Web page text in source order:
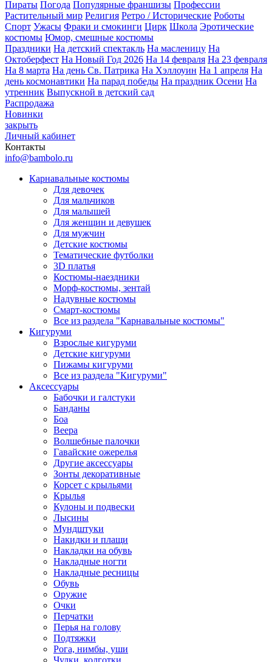
Пираты Погода Популярные франшизы Профессии
Растительный мир Религия Ретро / Исторические Роботы
Спорт Ужасы Фраки и смокинги Цирк Школа Эротические
костюмы Юмор, смешные костюмы
Праздники На детский спектакль На масленицу На
Октоберфест На Новый Год 2026 На 14 февраля На 23 февраля
На 8 марта На день Св. Патрика На Хэллоуин На 1 апреля На
день космонавтики На парад победы На праздник Осени На
утренник Выпускной в детский сад
Распродажа
Новинки
закрыть
Личный кабинет
Контакты
info@bambolo.ru
Карнавальные костюмы
Для девочек
Для мальчиков
Для малышей
Для женщин и девушек
Для мужчин
Детские костюмы
Тематические футболки
3D платья
Костюмы-наездники
Морф-костюмы, зентай
Надувные костюмы
Смарт-костюмы
Все из раздела "Карнавальные костюмы"
Кигуруми
Взрослые кигуруми
Детские кигуруми
Пижамы кигуруми
Все из раздела "Кигуруми"
Аксессуары
Бабочки и галстуки
Банданы
Боа
Веера
Волшебные палочки
Гавайские ожерелья
Другие аксессуары
Зонты декоративные
Корсет с крыльями
Крылья
Кулоны и подвески
Лысины
Мундштуки
Накидки и плащи
Накладки на обувь
Накладные ногти
Накладные ресницы
Обувь
Оружие
Очки
Перчатки
Перья на голову
Подтяжки
Рога, нимбы, уши
Чулки, колготки